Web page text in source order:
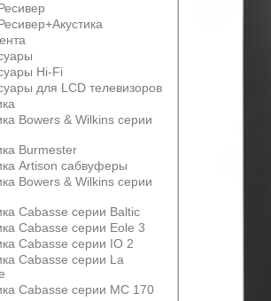
Hi-Fi
для LCD телевизоров
Bowers & Wilkins серии
Burmester
Artison сабвуферы
Bowers & Wilkins серии
Cabasse серии Baltic
Cabasse серии Eole 3
Cabasse серии IO 2
Cabasse серии La
Cabasse серии MC 170